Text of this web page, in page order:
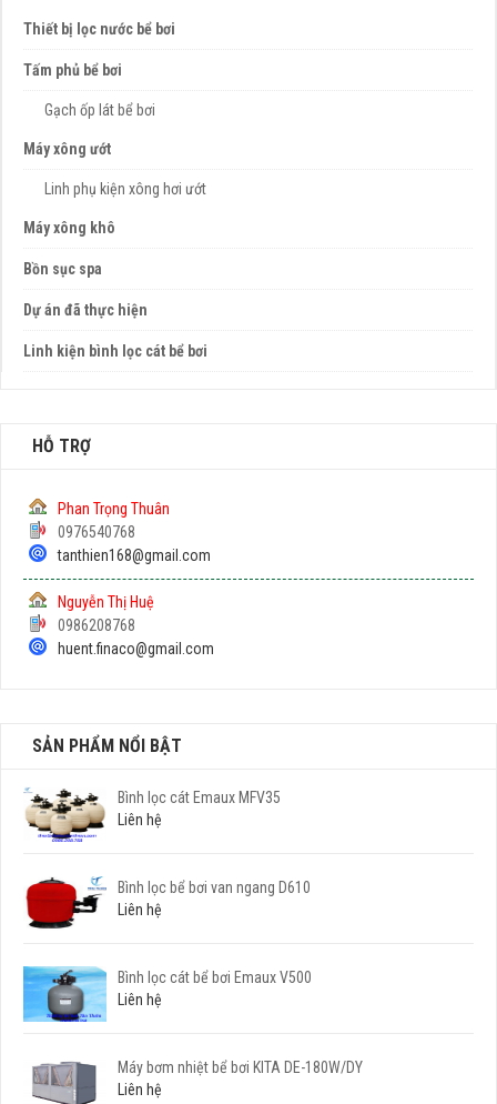
Thiết bị lọc nước bể bơi
Tấm phủ bể bơi
Gạch ốp lát bể bơi
Máy xông ướt
Linh phụ kiện xông hơi ướt
Máy xông khô
Bồn sục spa
Dự án đã thực hiện
Linh kiện bình lọc cát bể bơi
HỖ TRỢ
Phan Trọng Thuân
0976540768
tanthien168@gmail.com
Nguyễn Thị Huệ
0986208768
huent.finaco@gmail.com
SẢN PHẨM NỔI BẬT
Bình lọc cát Emaux MFV35
Liên hệ
Bình lọc bể bơi van ngang D610
Liên hệ
Bình lọc cát bể bơi Emaux V500
Liên hệ
Máy bơm nhiệt bể bơi KITA DE-180W/DY
Liên hệ